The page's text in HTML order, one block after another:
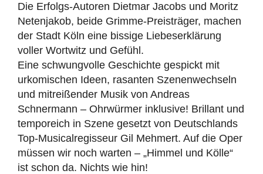
Die Erfolgs-Autoren Dietmar Jacobs und Moritz
Netenjakob, beide Grimme-Preisträger, machen
der Stadt Köln eine bissige Liebeserklärung
voller Wortwitz und Gefühl.
Eine schwungvolle Geschichte gespickt mit
urkomischen Ideen, rasanten Szenenwechseln
und mitreißender Musik von Andreas
Schnermann – Ohrwürmer inklusive! Brillant und
temporeich in Szene gesetzt von Deutschlands
Top-Musicalregisseur Gil Mehmert. Auf die Oper
müssen wir noch warten – „Himmel und Kölle“
ist schon da. Nichts wie hin!